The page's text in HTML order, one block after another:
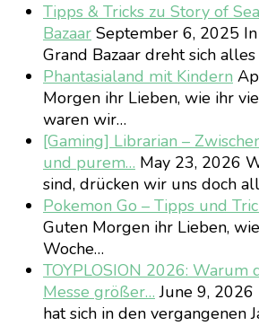
Tipps & Tricks zu Story of
Bazaar September 6, 2025
Grand Bazaar dreht sich
Phantasialand mit Kindern
Morgen ihr Lieben, wie ihr
waren wir…
[Gaming] Librarian –
und purem… May 23, 2026
sind, drücken wir uns doch
Pokemon Go – Tipps und
Guten Morgen ihr Lieben,
Woche…
TOYPLOSION 2026: Warum
Messe größer… June 9, 2026
hat sich in den vergangenen